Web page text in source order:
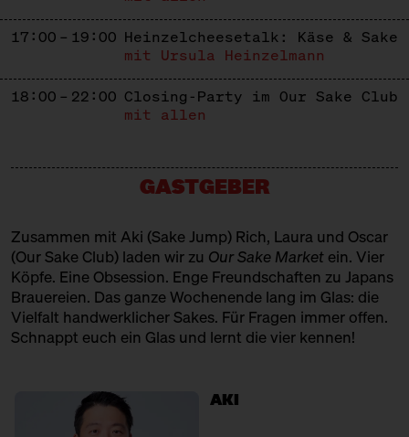
17:00 – 19:00 Heinzelcheesetalk: Käse & Sake
mit Ursula Heinzelmann
18:00 – 22:00 Closing-Party im Our Sake Club
mit allen
GASTGEBER
Zusammen mit Aki (Sake Jump) Rich, Laura und Oscar
(Our Sake Club) laden wir zu Our Sake Market ein. Vier
Köpfe. Eine Obsession. Enge Freundschaften zu Japans
Brauereien. Das ganze Wochenende lang im Glas: die
Vielfalt handwerklicher Sakes. Für Fragen immer offen.
Schnappt euch ein Glas und lernt die vier kennen!
AKI